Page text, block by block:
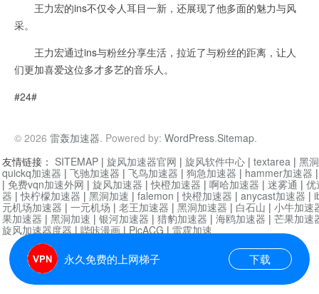
王力宏的ins不仅令人耳目一新，还展现了他多面的魅力与风
采。
王力宏通过ins与粉丝分享生活，拉近了与粉丝的距离，让人
们更加喜爱这位多才多艺的音乐人。
#24#
© 2026 雷轰加速器. Powered by: WordPress.Sitemap.
永久免费的上网梯子 下载
友情链接： SITEMAP | 旋风加速器官网 | 旋风软件中心 | textarea | 黑
quickq加速器 | 飞驰加速器 | 飞鸟加速器 | 狗急加速器 | hammer加速器
| 免费vqn加速外网 | 旋风加速器 |快橙加速器 | 啊哈加速器 | 迷雾通 | 优
器 |快柠檬加速器 | 黑洞加速 | falemon |快橙加速器 | anycast加速器 |
元机场加速器 | 一元机场 | 老王加速器 | 黑洞加速器 | 白石山 | 小牛加速
果加速器 | 黑洞加速 | 银河加速器 | 猎豹加速器 | 海鸥加速器 | 芒果加速
旋风加速器度器|哔咔漫画|PicACG|雷霆加速